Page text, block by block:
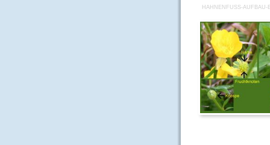
HAHNENFUSS-AUFBAU-